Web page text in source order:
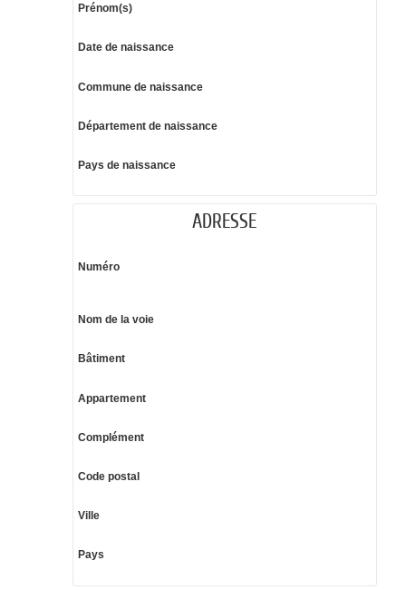
Prénom(s)
Date de naissance
Commune de naissance
Département de naissance
Pays de naissance
ADRESSE
Numéro
Nom de la voie
Bâtiment
Appartement
Complément
Code postal
Ville
Pays